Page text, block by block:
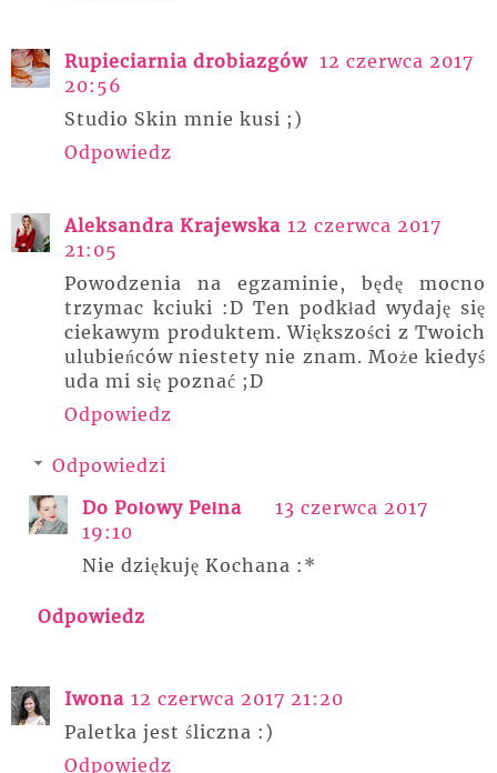
Rupieciarnia drobiazgów 12 czerwca 2017
20:56
Studio Skin mnie kusi ;)
Odpowiedz
Aleksandra Krajewska 12 czerwca 2017
21:05
Powodzenia na egzaminie, będę mocno
trzymac kciuki :D Ten podkład wydaję się
ciekawym produktem. Większości z Twoich
ulubieńców niestety nie znam. Może kiedyś
uda mi się poznać ;D
Odpowiedz
Odpowiedzi
Do Połowy Pełna
13 czerwca 2017
19:10
Nie dziękuję Kochana :*
Odpowiedz
Iwona 12 czerwca 2017 21:20
Paletka jest śliczna :)
Odpowiedz